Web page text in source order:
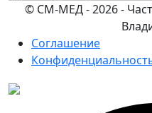
© СМ-МЕД - 2026 -
Соглашение